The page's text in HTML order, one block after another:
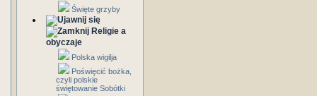
Święte grzyby
Religie a
obyczaje
Polska wigilja
Poświęcić bożka,
czyli polskie
świętowanie Sobótki